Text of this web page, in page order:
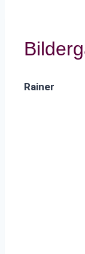
Rainer